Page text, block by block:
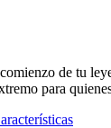
de tu
para